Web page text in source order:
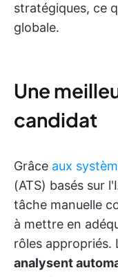
stratégiques, ce
globale.
Une
candidat
Grâce aux
(ATS) basés sur
tâche manuelle
à mettre en
rôles appropriés.
analysent